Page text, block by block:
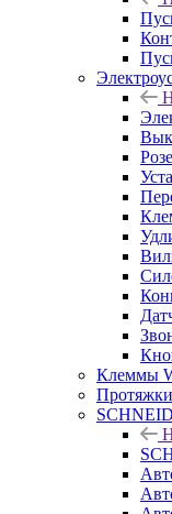
Клеммы
Протяжки